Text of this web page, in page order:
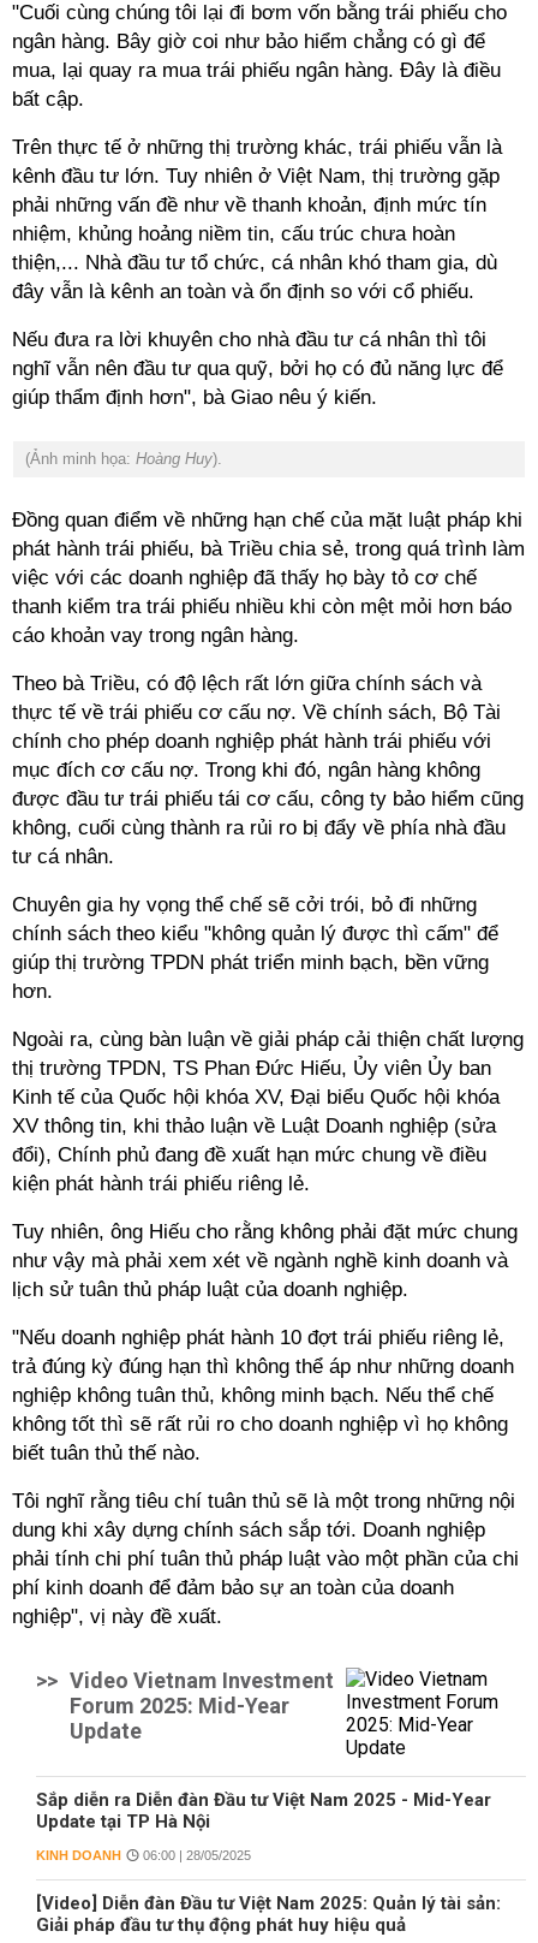
"Cuối cùng chúng tôi lại đi bơm vốn bằng trái phiếu cho
ngân hàng. Bây giờ coi như bảo hiểm chẳng có gì để
mua, lại quay ra mua trái phiếu ngân hàng. Đây là điều
bất cập.
Trên thực tế ở những thị trường khác, trái phiếu vẫn là
kênh đầu tư lớn. Tuy nhiên ở Việt Nam, thị trường gặp
phải những vấn đề như về thanh khoản, định mức tín
nhiệm, khủng hoảng niềm tin, cấu trúc chưa hoàn
thiện,... Nhà đầu tư tổ chức, cá nhân khó tham gia, dù
đây vẫn là kênh an toàn và ổn định so với cổ phiếu.
Nếu đưa ra lời khuyên cho nhà đầu tư cá nhân thì tôi
nghĩ vẫn nên đầu tư qua quỹ, bởi họ có đủ năng lực để
giúp thẩm định hơn", bà Giao nêu ý kiến.
(Ảnh minh họa: Hoàng Huy).
Đồng quan điểm về những hạn chế của mặt luật pháp khi
phát hành trái phiếu, bà Triều chia sẻ, trong quá trình làm
việc với các doanh nghiệp đã thấy họ bày tỏ cơ chế
thanh kiểm tra trái phiếu nhiều khi còn mệt mỏi hơn báo
cáo khoản vay trong ngân hàng.
Theo bà Triều, có độ lệch rất lớn giữa chính sách và
thực tế về trái phiếu cơ cấu nợ. Về chính sách, Bộ Tài
chính cho phép doanh nghiệp phát hành trái phiếu với
mục đích cơ cấu nợ. Trong khi đó, ngân hàng không
được đầu tư trái phiếu tái cơ cấu, công ty bảo hiểm cũng
không, cuối cùng thành ra rủi ro bị đẩy về phía nhà đầu
tư cá nhân.
Chuyên gia hy vọng thể chế sẽ cởi trói, bỏ đi những
chính sách theo kiểu "không quản lý được thì cấm" để
giúp thị trường TPDN phát triển minh bạch, bền vững
hơn.
Ngoài ra, cùng bàn luận về giải pháp cải thiện chất lượng
thị trường TPDN, TS Phan Đức Hiếu, Ủy viên Ủy ban
Kinh tế của Quốc hội khóa XV, Đại biểu Quốc hội khóa
XV thông tin, khi thảo luận về Luật Doanh nghiệp (sửa
đổi), Chính phủ đang đề xuất hạn mức chung về điều
kiện phát hành trái phiếu riêng lẻ.
Tuy nhiên, ông Hiếu cho rằng không phải đặt mức chung
như vậy mà phải xem xét về ngành nghề kinh doanh và
lịch sử tuân thủ pháp luật của doanh nghiệp.
"Nếu doanh nghiệp phát hành 10 đợt trái phiếu riêng lẻ,
trả đúng kỳ đúng hạn thì không thể áp như những doanh
nghiệp không tuân thủ, không minh bạch. Nếu thể chế
không tốt thì sẽ rất rủi ro cho doanh nghiệp vì họ không
biết tuân thủ thế nào.
Tôi nghĩ rằng tiêu chí tuân thủ sẽ là một trong những nội
dung khi xây dựng chính sách sắp tới. Doanh nghiệp
phải tính chi phí tuân thủ pháp luật vào một phần của chi
phí kinh doanh để đảm bảo sự an toàn của doanh
nghiệp", vị này đề xuất.
>> Video Vietnam Investment
Forum 2025: Mid-Year
Update
Sắp diễn ra Diễn đàn Đầu tư Việt Nam 2025 - Mid-Year
Update tại TP Hà Nội
KINH DOANH 06:00 | 28/05/2025
[Video] Diễn đàn Đầu tư Việt Nam 2025: Quản lý tài sản:
Giải pháp đầu tư thụ động phát huy hiệu quả